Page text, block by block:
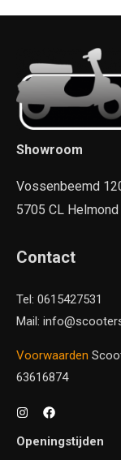
Showroom
Vossenbeemd
5705 CL Helmond
Contact
Tel: 0615427531
Mail:
Voorwaarden
63616874
Openingstijden